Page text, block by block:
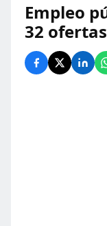
Empleo
32